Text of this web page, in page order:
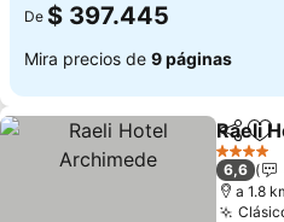
De $ 397.445
Mira precios de 9 páginas
Raeli
4 Estrellas
6,6
a 1.8